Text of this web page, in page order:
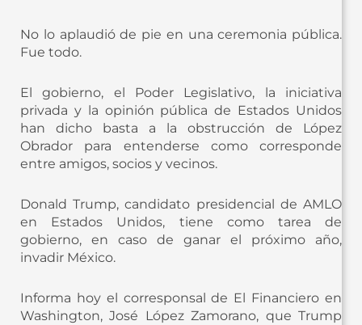
No lo aplaudió de pie en una ceremonia pública.
Fue todo.
El gobierno, el Poder Legislativo, la iniciativa
privada y la opinión pública de Estados Unidos
han dicho basta a la obstrucción de López
Obrador para entenderse como corresponde
entre amigos, socios y vecinos.
Donald Trump, candidato presidencial de AMLO
en Estados Unidos, tiene como tarea de
gobierno, en caso de ganar el próximo año,
invadir México.
Informa hoy el corresponsal de El Financiero en
Washington, José López Zamorano, que Trump